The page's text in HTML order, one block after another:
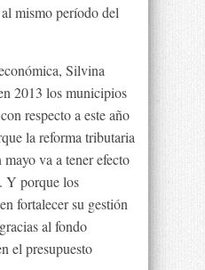
mismo período del
Silvina
2013 los municipios
respecto a este año
la reforma tributaria
va a tener efecto
Y porque los
fortalecer su gestión
al fondo
el presupuesto